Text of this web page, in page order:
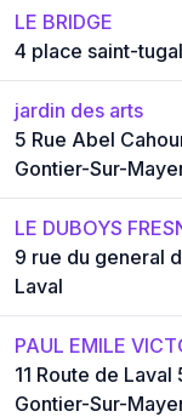
LE BRIDGE
4 place saint-
jardin des arts
5 Rue Abel
Gontier-Sur-
LE DUBOYS
9 rue du general
Laval
PAUL EMILE
11 Route de
Gontier-Sur-